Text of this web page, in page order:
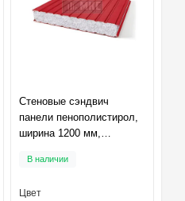
Стеновые сэндвич
панели пенополистирол,
ширина 1200 мм,
В наличии
Цвет